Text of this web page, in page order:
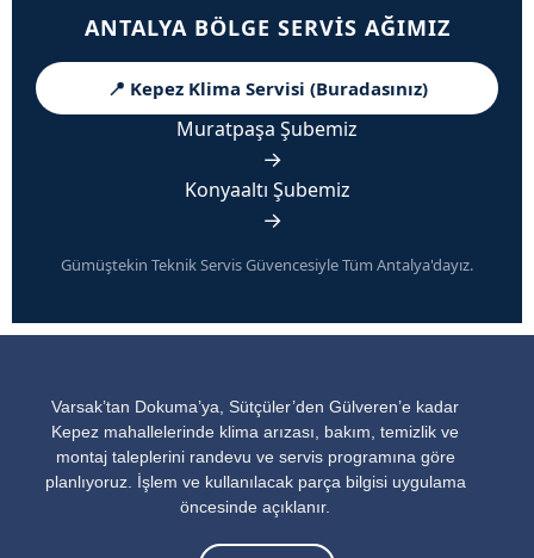
ANTALYA BÖLGE SERVIS AĞIMIZ
📍 Kepez Klima Servisi (Buradasınız)
Muratpaşa Şubemiz
→
Konyaaltı Şubemiz
→
Gümüştekin Teknik Servis Güvencesiyle Tüm Antalya'dayız.
Varsak’tan Dokuma’ya, Sütçüler’den Gülveren’e kadar
Kepez mahallelerinde klima arızası, bakım, temizlik ve
montaj taleplerini randevu ve servis programına göre
planlıyoruz. İşlem ve kullanılacak parça bilgisi uygulama
öncesinde açıklanır.